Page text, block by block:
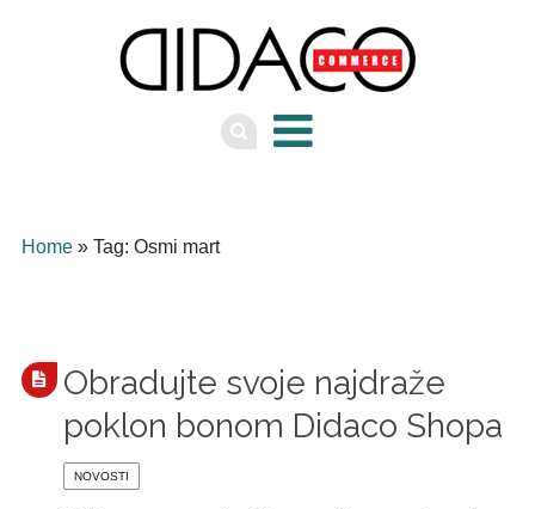
Home» Tag: Osmi mart
Obradujte svoje najdraže
poklon bonom Didaco Shopa
NOVOSTI